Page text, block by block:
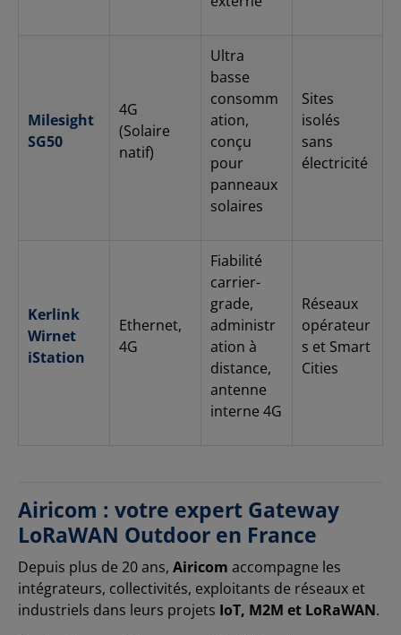
Milesight
SG50
4G
(Solaire
natif)
Ultra
basse
consomm
ation,
conçu
pour
panneaux
solaires
Sites
isolés
sans
électricité
Kerlink
Wirnet
iStation
Ethernet,
4G
Fiabilité
carrier-
grade,
administr
ation à
distance,
antenne
interne 4G
Réseaux
opérateur
s et Smart
Cities
Airicom : votre expert Gateway
LoRaWAN Outdoor en France
Depuis plus de 20 ans, Airicom accompagne les
intégrateurs, collectivités, exploitants de réseaux et
industriels dans leurs projets IoT, M2M et LoRaWAN.